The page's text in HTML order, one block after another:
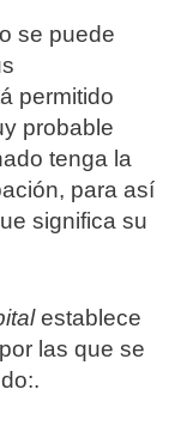
se puede
permitido
probable
tenga la
para así
significa su
establece
las que se